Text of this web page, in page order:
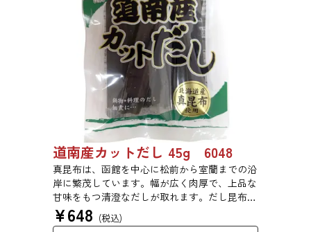
道南産カットだし 45g 6048
真昆布は、函館を中心に松前から室蘭までの沿
岸に繁茂しています。幅が広く肉厚で、上品な
甘味をもつ清澄なだしが取れます。だし昆布、
塩昆布、おぼろ昆布、とろろ昆布、佃煮、バッ
テラなどに用いられます。
¥648 (税込)